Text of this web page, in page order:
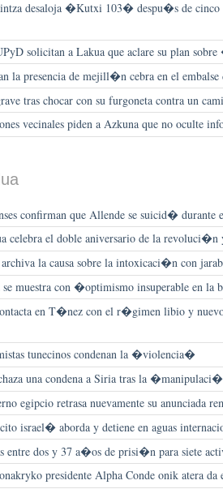
desaloja �Kutxi 103� despu�s de
solicitan a Lakua que aclare su plan
la presencia de mejill�n cebra en el embalse
tras chocar con su furgoneta contra un
vecinales piden a Azkuna que no oculte
confirman que Allende se suicid� durante
celebra el doble aniversario de la revoluci�n
la causa sobre la intoxicaci�n con
muestra con �optimismo insuperable en la
en T�nez con el r�gimen libio y
tunecinos condenan la �violencia�
una condena a Siria tras la
egipcio retrasa nuevamente su anunciada
israel� aborda y detiene en aguas
entre dos y 37 a�os de prisi�n para siete
presidente Alpha Conde onik atera da